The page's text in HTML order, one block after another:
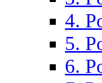
4.
5.
6.